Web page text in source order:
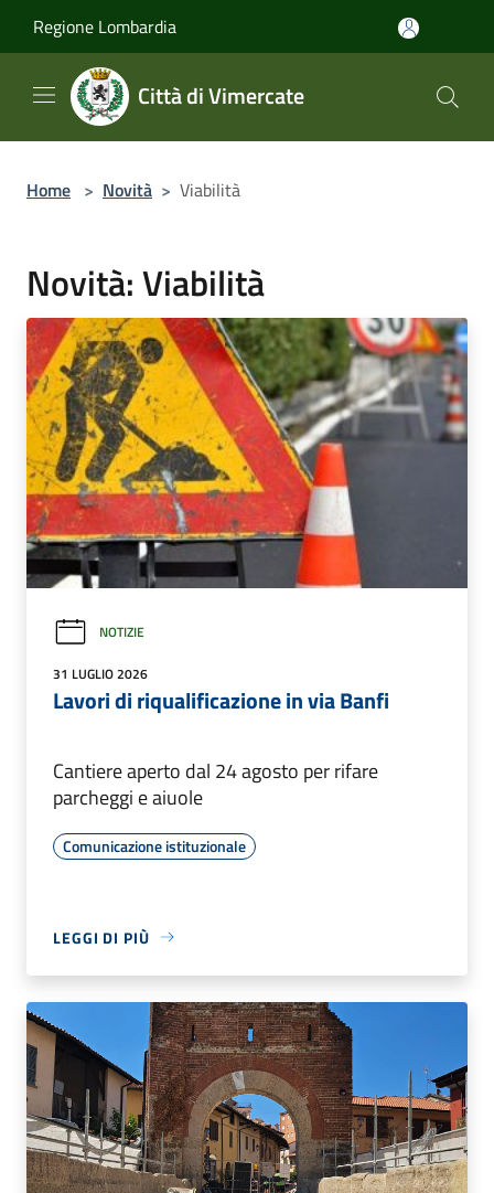
Regione Lombardia
Città di Vimercate
Home > Novità > Viabilità
Novità: Viabilità
NOTIZIE
31 LUGLIO 2026
Lavori di riqualificazione in via Banfi
Cantiere aperto dal 24 agosto per rifare
parcheggi e aiuole
Comunicazione istituzionale
LEGGI DI PIÙ